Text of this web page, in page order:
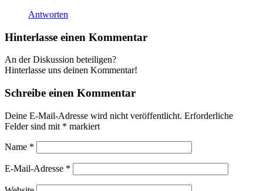
Antworten
Hinterlasse einen Kommentar
An der Diskussion beteiligen?
Hinterlasse uns deinen Kommentar!
Schreibe einen Kommentar
Deine E-Mail-Adresse wird nicht veröffentlicht. Erforderliche
Felder sind mit * markiert
Name *
E-Mail-Adresse *